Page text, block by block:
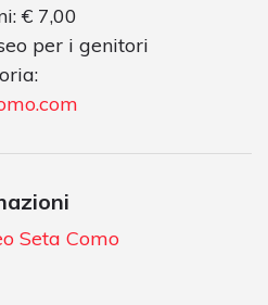
€ 7,00
per i genitori
Seta Como